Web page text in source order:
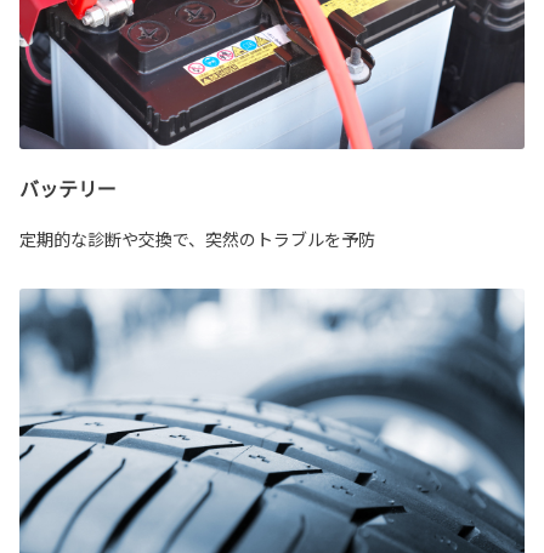
バッテリー
定期的な診断や交換で、突然のトラブルを予防